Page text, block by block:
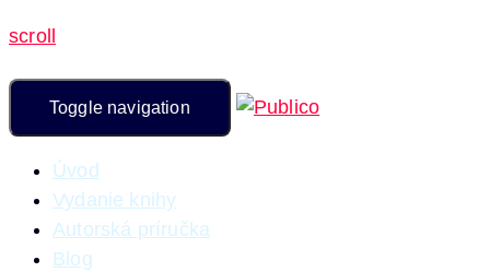
scroll
Toggle navigation
Úvod
Vydanie knihy
Autorská príručka
Blog